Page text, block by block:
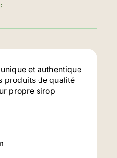
et authentique
produits de qualité
propre sirop